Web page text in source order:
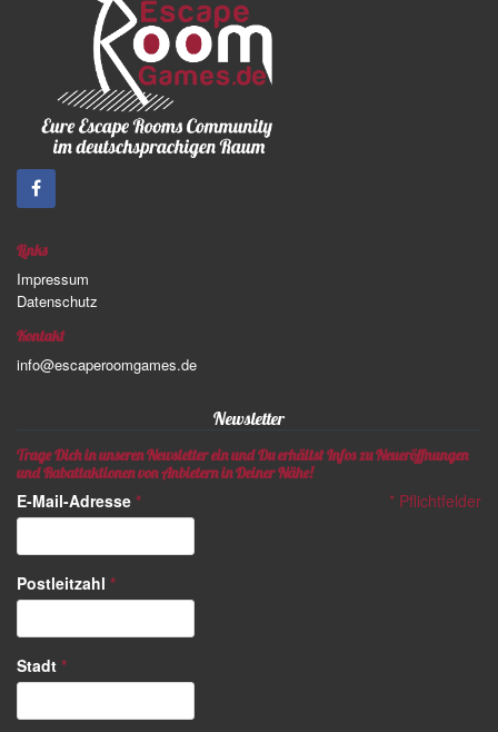
Links
Impressum
Datenschutz
Kontakt
info@escaperoomgames.de
Newsletter
Trage Dich in unseren Newsletter ein und Du erhältst Infos zu Neueröffnungen
und Rabattaktionen von Anbietern in Deiner Nähe!
* Pflichtfelder
E-Mail-Adresse *
Postleitzahl *
Stadt *